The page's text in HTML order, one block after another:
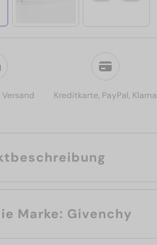
Kreditkarte, PayPal, Klarna
Über die Marke: Givenchy